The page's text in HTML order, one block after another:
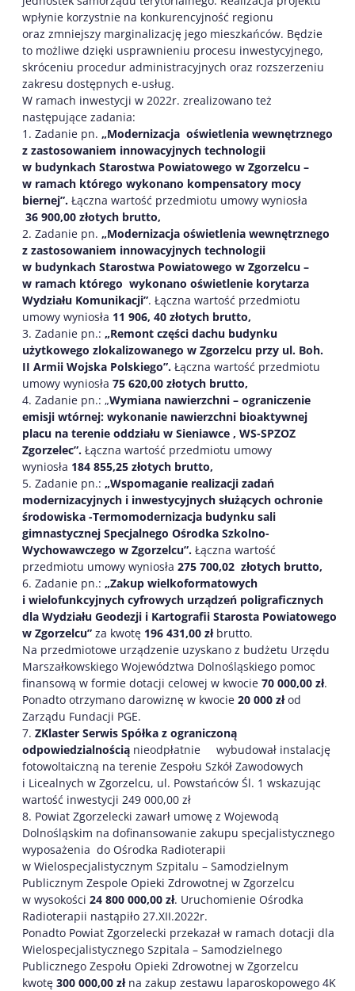
wpłynie korzystnie na konkurencyjność regionu
oraz zmniejszy marginalizację jego mieszkańców. Będzie
to możliwe dzięki usprawnieniu procesu inwestycyjnego,
skróceniu procedur administracyjnych oraz rozszerzeniu
zakresu dostępnych e-usług.
W ramach inwestycji w 2022r. zrealizowano też
następujące zadania:
1. Zadanie pn. „Modernizacja oświetlenia wewnętrznego
z zastosowaniem innowacyjnych technologii
w budynkach Starostwa Powiatowego w Zgorzelcu –
w ramach którego wykonano kompensatory mocy
biernej”. Łączna wartość przedmiotu umowy wyniosła
36 900,00 złotych brutto,
2. Zadanie pn. „Modernizacja oświetlenia wewnętrznego
z zastosowaniem innowacyjnych technologii
w budynkach Starostwa Powiatowego w Zgorzelcu –
w ramach którego wykonano oświetlenie korytarza
Wydziału Komunikacji”. Łączna wartość przedmiotu
umowy wyniosła 11 906, 40 złotych brutto,
3. Zadanie pn.: „Remont części dachu budynku
użytkowego zlokalizowanego w Zgorzelcu przy ul. Boh.
II Armii Wojska Polskiego”. Łączna wartość przedmiotu
umowy wyniosła 75 620,00 złotych brutto,
4. Zadanie pn.: „Wymiana nawierzchni – ograniczenie
emisji wtórnej: wykonanie nawierzchni bioaktywnej
placu na terenie oddziału w Sieniawce , WS-SPZOZ
Zgorzelec”. Łączna wartość przedmiotu umowy
wyniosła 184 855,25 złotych brutto,
5. Zadanie pn.: „Wspomaganie realizacji zadań
modernizacyjnych i inwestycyjnych służących ochronie
środowiska -Termomodernizacja budynku sali
gimnastycznej Specjalnego Ośrodka Szkolno-
Wychowawczego w Zgorzelcu”. Łączna wartość
przedmiotu umowy wyniosła 275 700,02 złotych brutto,
6. Zadanie pn.: „Zakup wielkoformatowych
i wielofunkcyjnych cyfrowych urządzeń poligraficznych
dla Wydziału Geodezji i Kartografii Starosta Powiatowego
w Zgorzelcu” za kwotę 196 431,00 zł brutto.
Na przedmiotowe urządzenie uzyskano z budżetu Urzędu
Marszałkowskiego Województwa Dolnośląskiego pomoc
finansową w formie dotacji celowej w kwocie 70 000,00 zł.
Ponadto otrzymano darowiznę w kwocie 20 000 złod
Zarządu Fundacji PGE.
7. ZKlaster Serwis Spółka z ograniczoną
odpowiedzialnością nieodpłatnie wybudował instalację
fotowoltaiczną na terenie Zespołu Szkół Zawodowych
i Licealnych w Zgorzelcu, ul. Powstańców Śl. 1 wskazując
wartość inwestycji 249 000,00 zł
8. Powiat Zgorzelecki zawarł umowę z Wojewodą
Dolnośląskim na dofinansowanie zakupu specjalistycznego
wyposażenia do Ośrodka Radioterapii
w Wielospecjalistycznym Szpitalu – Samodzielnym
Publicznym Zespole Opieki Zdrowotnej w Zgorzelcu
w wysokości 24 800 000,00 zł. Uruchomienie Ośrodka
Radioterapii nastąpiło 27.XII.2022r.
Ponadto Powiat Zgorzelecki przekazał w ramach dotacji dla
Wielospecjalistycznego Szpitala – Samodzielnego
Publicznego Zespołu Opieki Zdrowotnej w Zgorzelcu
kwotę 300 000,00 złna zakup zestawu laparoskopowego 4K